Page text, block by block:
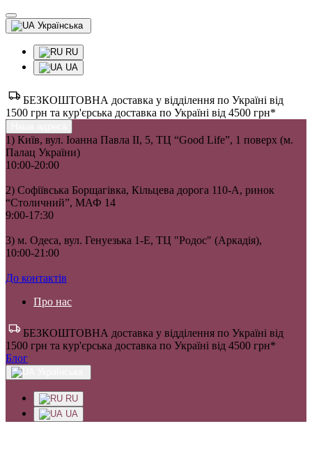
Українська
RU
UA
БЕЗКОШТОВНА доставка у відділення по Україні від
1500 грн та кур'єрська доставка по Україні від 4500 грн*
1) Київ, вул. Іоанна Павла II, 5, ТЦ “Good Life”, 1 поверх (м.
Палац України)
10:00-20:00
2) Софіївська Борщагівка, Кільцева дорога 110-А, ринок
“Столичний”, МАФ 14
9:00-17:30
3) м. Одеса, вул. Генуезька 1-Е, ТЦ "Родос" (Аркадія),
10:00-21:00
До контактів
Про нас
БЕЗКОШТОВНА доставка у відділення по Україні від
1500 грн та кур'єрська доставка по Україні від 4500 грн*
Блог
RU
UA